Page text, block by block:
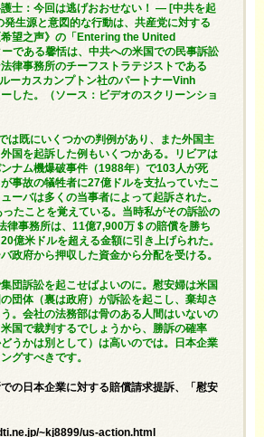
士：今回は逃げおおせない！ — [中共を起
発生源と意図的な行動は、共産党に対する
望之声》の「Entering the United
である馨恬は、中共への米国での民事訴訟
律事務所のチーフストラテジストである
ーカスカンプトン社のパートナーVinh
した。（ソース：ビデオのスクリーンショ
は既にいくつかの判例があり、また外国主
国を起訴した例もいくつかある。リビアは
ナム機爆破事件（1988年）で103人が死
事故の犠牲者に27億ドルを支払っていたこ
ーバは多くの当事者によって起訴された。
たことを覚えている。当時私がその訴訟の
律事務所は、11億7,900万＄の賠償を勝ち
億米ドルを超える金額に引き上げられた。
政府から押収した資金から分配を受ける。
団訴訟を起こせばよいのに。慰安婦は米国
団体（裏は政府）が訴訟を起こし、棄却さ
。会社の法務部は骨のある人間はいないの
国で裁判するでしょうから、勝訴の確率
どうかは別として）は高いのでは。日本企業
グすべきです。
の日本企業に対する賠償請求提訴、「慰安
~kj8899/us-action.html